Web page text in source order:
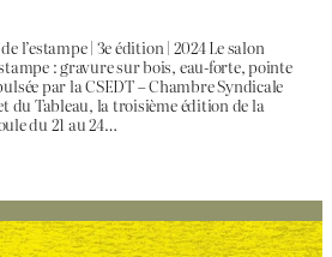
l’estampe | 3e édition | 2024 Le salon
: gravure sur bois, eau-forte, pointe
par la CSEDT – Chambre Syndicale
du Tableau, la troisième édition de la
du 21 au 24…